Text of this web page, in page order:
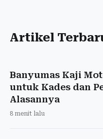
Artikel
Banyumas Kaji
untuk Kades dan
Alasannya
8 menit lalu